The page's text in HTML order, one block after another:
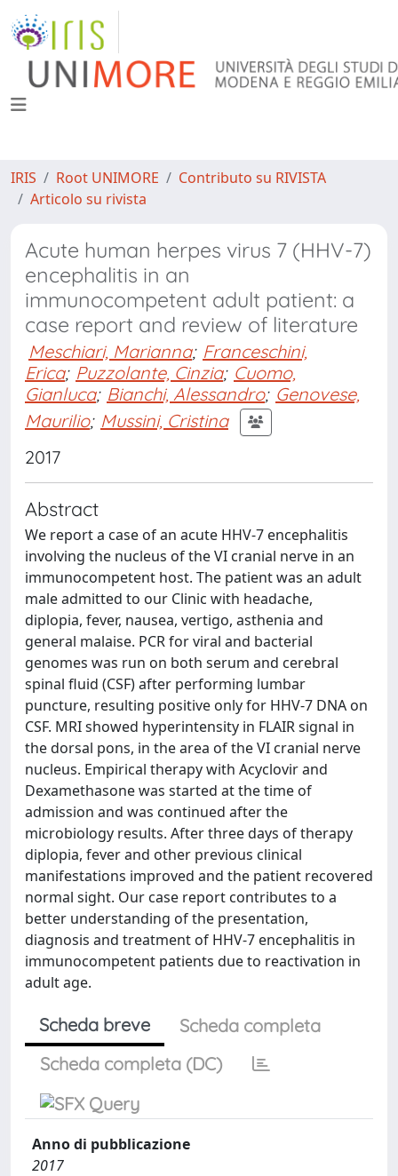
IRIS Root UNIMORE
Contributo su RIVISTA
Articolo su rivista
Acute human herpes virus 7 (HHV-7)
encephalitis in an
immunocompetent adult patient: a
case report and review of literature
Meschiari, Marianna; Franceschini,
Erica; Puzzolante, Cinzia; Cuomo,
Gianluca; Bianchi, Alessandro; Genovese,
Maurilio; Mussini, Cristina
2017
Abstract
We report a case of an acute HHV-7 encephalitis
involving the nucleus of the VI cranial nerve in an
immunocompetent host. The patient was an adult
male admitted to our Clinic with headache,
diplopia, fever, nausea, vertigo, asthenia and
general malaise. PCR for viral and bacterial
genomes was run on both serum and cerebral
spinal fluid (CSF) after performing lumbar
puncture, resulting positive only for HHV-7 DNA on
CSF. MRI showed hyperintensity in FLAIR signal in
the dorsal pons, in the area of the VI cranial nerve
nucleus. Empirical therapy with Acyclovir and
Dexamethasone was started at the time of
admission and was continued after the
microbiology results. After three days of therapy
diplopia, fever and other previous clinical
manifestations improved and the patient recovered
normal sight. Our case report contributes to a
better understanding of the presentation,
diagnosis and treatment of HHV-7 encephalitis in
immunocompetent patients due to reactivation in
adult age.
Scheda breve
Scheda completa
Scheda completa (DC)
Anno di pubblicazione
2017